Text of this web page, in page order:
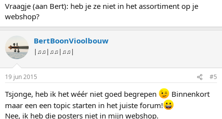
Vraagje (aan Bert): heb je ze niet in het assortiment op je
webshop?
BertBoonVioolbouw
|♫♫|♫♫|♫♫|
19 jun 2015 #5
Tsjonge, heb ik het wéér niet goed begrepen
Binnenkort
maar een een topic starten in het juiste forum!
Nee, ik heb die posters niet in mijn webshop.